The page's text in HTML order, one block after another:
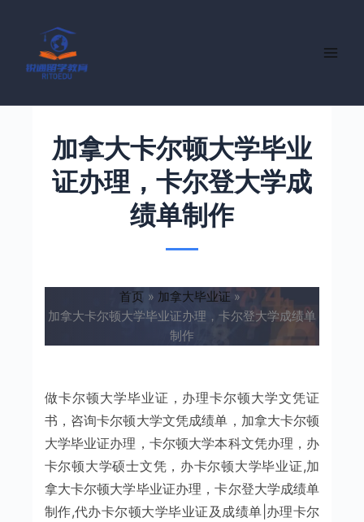
加拿大卡尔顿大学毕业
证办理，卡尔登大学成
绩单制作
首页
加拿大毕业证
加拿大卡尔顿大学毕业证办理，卡尔登大学成绩单
制作
做卡尔顿大学毕业证，办理卡尔顿大学文凭证
书，咨询卡尔顿大学文凭成绩单，加拿大卡尔顿
大学毕业证办理，卡尔顿大学本科文凭办理，办
卡尔顿大学硕士文凭，办卡尔顿大学毕业证,加
拿大卡尔顿大学毕业证办理，卡尔登大学成绩单
制作,代办卡尔顿大学毕业证及成绩单|办理卡尔